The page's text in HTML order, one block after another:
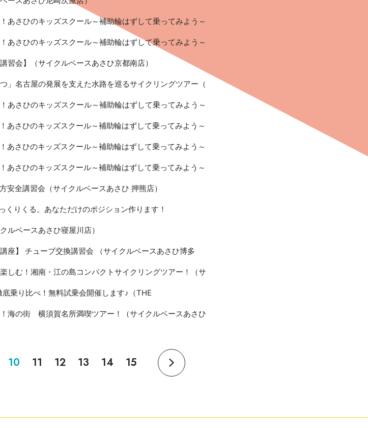
あさひのキッズスクール～補助輪はずして乗ってみよう～
あさひのキッズスクール～補助輪はずして乗ってみよう～
習会】（サイクルベースあさひ京都南店）
」名古屋の発展を支えた水路を巡るサイクリングツアー（
あさひのキッズスクール～補助輪はずして乗ってみよう～
あさひのキッズスクール～補助輪はずして乗ってみよう～
あさひのキッズスクール～補助輪はずして乗ってみよう～
あさひのキッズスクール～補助輪はずして乗ってみよう～
安全講習会（サイクルベースあさひ 押熊店）
りくる。あなただけのポジション作ります！
ルベースあさひ寝屋川店）
座】 チューブ交換講習会 （サイクルベースあさひ博多
しむ！湘南・江の島コンパクトサイクリングツアー！（サ
乗り比べ！無料試乗会開催します♪（THE
海の街 横須賀名所満喫ツアー！（サイクルベースあさひ
10 11 12 13 14 15